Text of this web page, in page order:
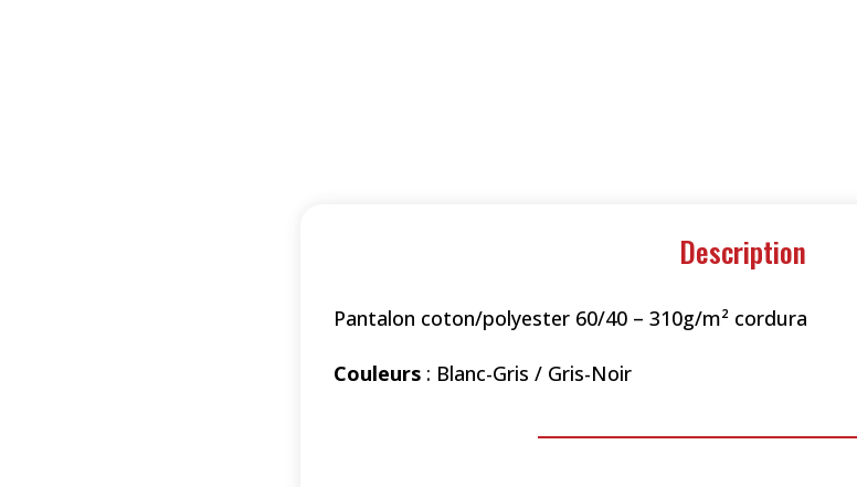
Description
Pantalon coton/polyester 60/40 – 310g/m² cordura
Couleurs : Blanc-Gris / Gris-Noir